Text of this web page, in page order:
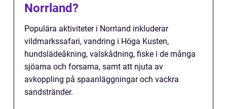
Norrland?
Populära aktiviteter i Norrland inkluderar
vildmarkssafari, vandring i Höga Kusten,
hundslädeåkning, valskådning, fiske i de många
sjöarna och forsarna, samt att njuta av
avkoppling på spaanläggningar och vackra
sandstränder.